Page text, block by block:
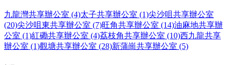
九龍灣共享辦公室 (4)太子共享辦公室 (1)尖沙咀共享辦公室
(20)尖沙咀東共享辦公室 (7)旺角共享辦公室 (14)油麻地共享辦
公室 (1)紅磡共享辦公室 (4)荔枝角共享辦公室 (10)西九龍共享
辦公室 (1)觀塘共享辦公室 (28)新蒲崗共享辦公室 (5)